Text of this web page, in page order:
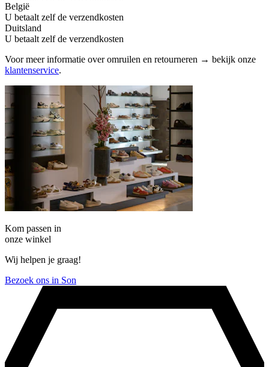
België
U betaalt zelf de verzendkosten
Duitsland
U betaalt zelf de verzendkosten
Voor meer informatie over omruilen en retourneren → bekijk onze
klantenservice.
Kom passen in
onze winkel
Wij helpen je graag!
Bezoek ons in Son